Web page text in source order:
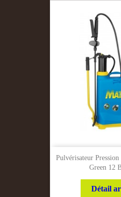
Pulvérisateur
Green 12
Détail